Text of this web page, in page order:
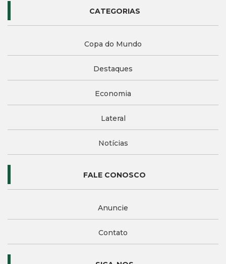
CATEGORIAS
Copa do Mundo
Destaques
Economia
Lateral
Notícias
FALE CONOSCO
Anuncie
Contato